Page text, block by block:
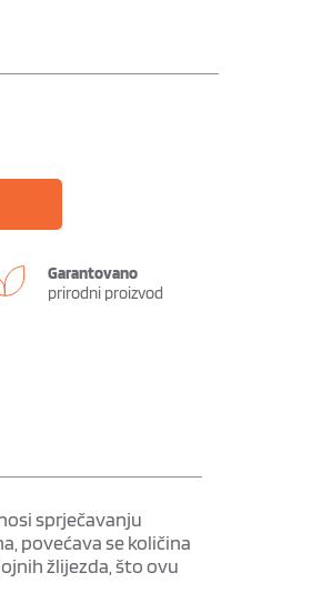
Garantovano
prirodni proizvod
sprječavanju
povećava se količina
žlijezda, što ovu